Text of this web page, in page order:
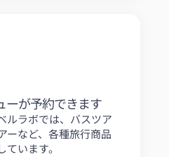
ーが予約できます
ルラボでは、バスツア
ーなど、各種旅行商品
ています。